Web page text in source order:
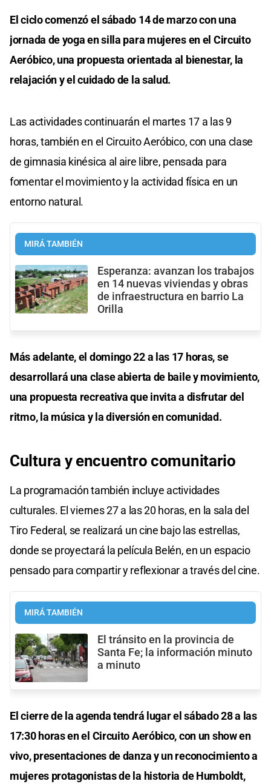
El ciclo comenzó el sábado 14 de marzo con una
jornada de yoga en silla para mujeres en el Circuito
Aeróbico, una propuesta orientada al bienestar, la
relajación y el cuidado de la salud.
Las actividades continuarán el martes 17 a las 9
horas, también en el Circuito Aeróbico, con una clase
de gimnasia kinésica al aire libre, pensada para
fomentar el movimiento y la actividad física en un
entorno natural.
MIRÁ TAMBIÉN
Esperanza: avanzan los trabajos
en 14 nuevas viviendas y obras
de infraestructura en barrio La
Orilla
Más adelante, el domingo 22 a las 17 horas, se
desarrollará una clase abierta de baile y movimiento,
una propuesta recreativa que invita a disfrutar del
ritmo, la música y la diversión en comunidad.
Cultura y encuentro comunitario
La programación también incluye actividades
culturales. El viernes 27 a las 20 horas, en la sala del
Tiro Federal, se realizará un cine bajo las estrellas,
donde se proyectará la película Belén, en un espacio
pensado para compartir y reflexionar a través del cine.
MIRÁ TAMBIÉN
El tránsito en la provincia de
Santa Fe; la información minuto
a minuto
El cierre de la agenda tendrá lugar el sábado 28 a las
17:30 horas en el Circuito Aeróbico, con un show en
vivo, presentaciones de danza y un reconocimiento a
mujeres protagonistas de la historia de Humboldt,